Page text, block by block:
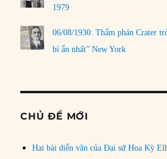
1979
06/08/1930: Thẩm phán Crater
bí ẩn nhất” New York
CHỦ ĐỀ MỚI
Hai bài diễn văn của Đại sứ Hoa Kỳ